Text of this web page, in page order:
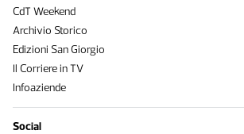
CdT Weekend
Archivio Storico
Edizioni San Giorgio
Il Corriere in TV
Infoaziende
Social